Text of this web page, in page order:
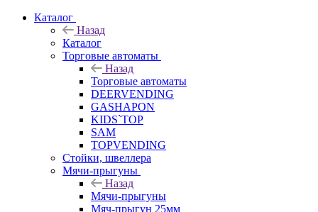
Каталог
Назад
Каталог
Торговые автоматы
Назад
Торговые автоматы
DEERVENDING
GASHAPON
KIDS`TOP
SAM
TOPVENDING
Стойки, швеллера
Мячи-прыгуны
Назад
Мячи-прыгуны
Мяч-прыгун 25мм